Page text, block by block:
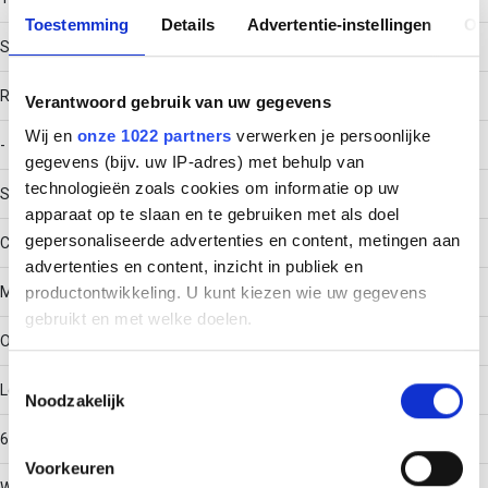
Toestemming Details Advertentie-instellingen
Verantwoord gebruik van uw gegevens
Wij en onze 1022 partners verwerken je persoonlijke
gegevens (bijv. uw IP-adres) met behulp van
technologieën zoals cookies om informatie op uw
apparaat op te slaan en te gebruiken met als doel
gepersonaliseerde advertenties en content, metingen aan
advertenties en content, inzicht in publiek en
productontwikkeling. U kunt kiezen wie uw gegevens
gebruikt en met welke doelen.
Informatie verzamelen over uw geografische locatie,
Uw apparaat identificeren door het actief te scannen
op specifieke eigenschappen (fingerprinting)
Noodzakelijk
Voorkeuren
Screw connector
RAL-number
-
Surface protection
Continuously galvanised
Material quality
Other
Length
600